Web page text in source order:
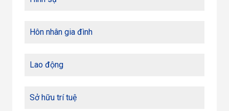
Hôn nhân gia đình
Lao động
Sở hữu trí tuệ